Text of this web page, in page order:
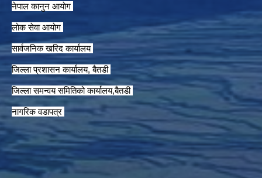
नेपाल कानुन आयाेग
लाेक सेवा आयाेग
सार्वजनिक खरिद कार्यालय
जिल्ला प्रशासन कार्यालय, बैतडी
जिल्ला समन्वय समितिको कार्यालय,बैतडी
नागरिक वडापत्र